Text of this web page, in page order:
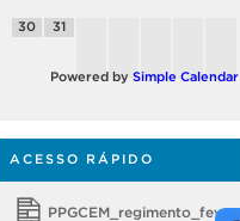
30 31
Powered by Simple Calendar
ACESSO RÁPIDO
PPGCEM_regimento_fevereiro 2018